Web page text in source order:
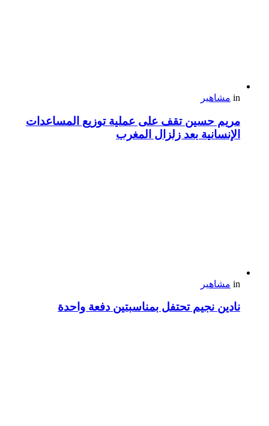
in مشاهير
مريم حسين تقف على عملية توزيع المساعدات
الإنسانية بعد زلزال المغرب
in مشاهير
نادين نجيم تحتفل بمناسبتين دفعة واحدة